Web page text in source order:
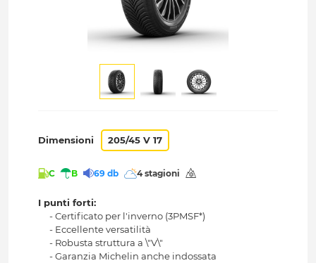
Dimensioni 205/45 V 17
C B 69 db 4 stagioni
I punti forti:
- Certificato per l'inverno (3PMSF*)
- Eccellente versatilità
- Robusta struttura a \"V\"
- Garanzia Michelin anche indossata